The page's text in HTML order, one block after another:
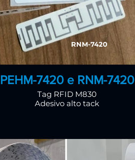
PEHM-7420 e RNM-7420
Tag RFID M830
Adesivo alto tack
RNM-7420